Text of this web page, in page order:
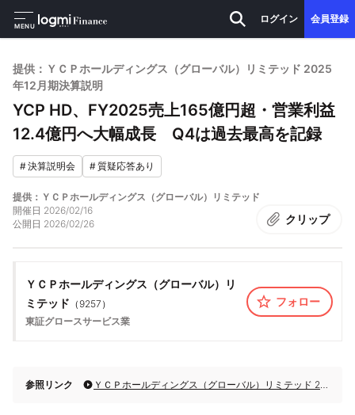
MENU
ログイン 会員登録
提供：ＹＣＰホールディングス（グローバル）リミテッド 2025
年12月期決算説明
YCP HD、FY2025売上165億円超・営業利益
12.4億円へ大幅成長 Q4は過去最高を記録
#決算説明会 #質疑応答あり
提供：ＹＣＰホールディングス（グローバル）リミテッド
開催日 2026/02/16
公開日 2026/02/26 クリップ
ＹＣＰホールディングス（グローバル）リ
ミテッド （ 9257 ）
東証グロースサービス業
フォロー
参照リンク ＹＣＰホールディングス（グローバル）リミテッド 2025年12月期決算説明